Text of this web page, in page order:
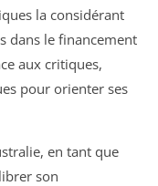
la considérant
dans le financement
aux critiques,
pour orienter ses
en tant que
son